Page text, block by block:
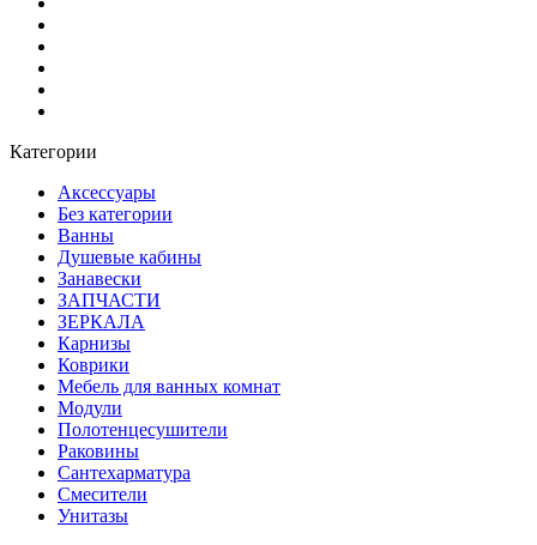
Категории
Аксессуары
Без категории
Ванны
Душевые кабины
Занавески
ЗАПЧАСТИ
ЗЕРКАЛА
Карнизы
Коврики
Мебель для ванных комнат
Модули
Полотенцесушители
Раковины
Сантехарматура
Смесители
Унитазы